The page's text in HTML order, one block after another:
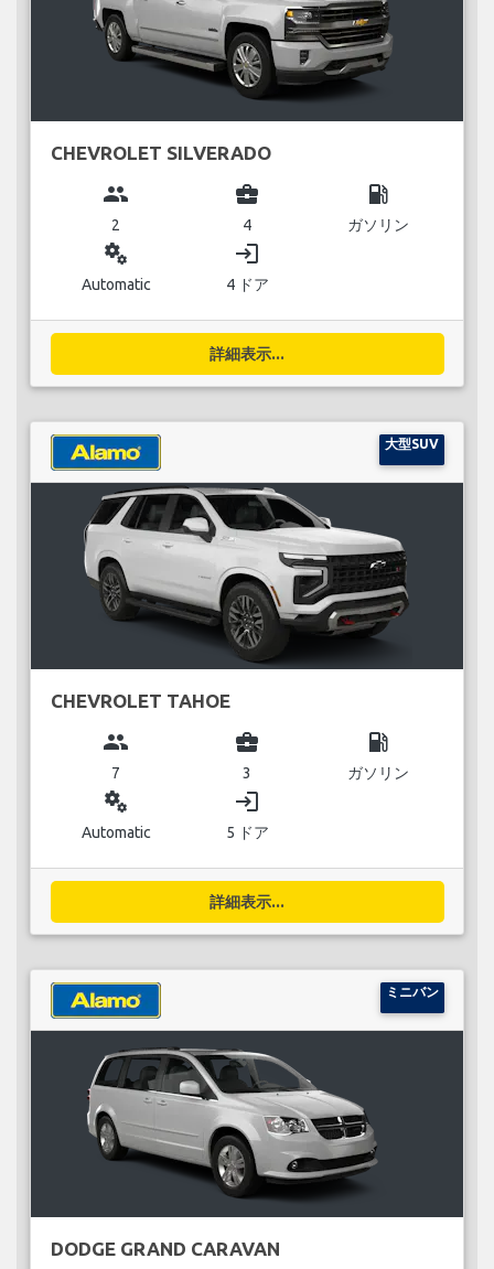
CHEVROLET SILVERADO
group
2
business_center
4
local_gas_station
ガソリン
miscellaneous_services
Automatic
login
4 ドア
詳細表示...
大型SUV
CHEVROLET TAHOE
group
7
business_center
3
local_gas_station
ガソリン
miscellaneous_services
Automatic
login
5 ドア
詳細表示...
ミニバン
DODGE GRAND CARAVAN